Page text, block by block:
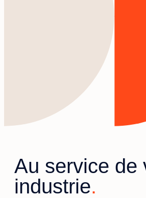
Au service de
industrie